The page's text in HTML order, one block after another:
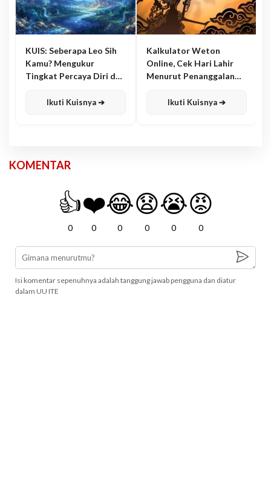
KUIS: Seberapa Leo Sih
Kamu? Mengukur
Tingkat Percaya Diri dan
Ikuti Kuisnya ➔
Kalkulator Weton
Online, Cek Hari Lahir
Menurut Penanggalan
Ikuti Kuisnya ➔
KOMENTAR
👍
0
❤️
0
😂
0
😧
0
😭
0
😡
0
Isi komentar sepenuhnya adalah tanggung jawab pengguna dan diatur
dalam UU ITE